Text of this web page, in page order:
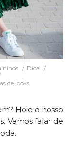
Dica
de looks
Hoje o nosso
Vamos falar de